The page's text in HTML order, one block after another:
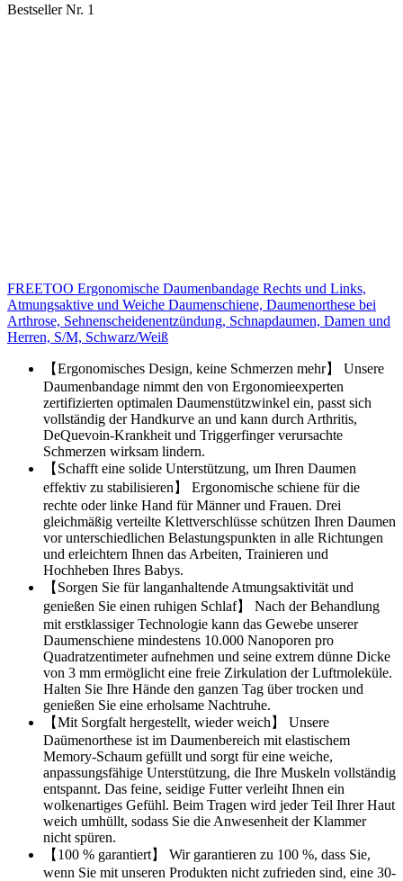
Bestseller Nr. 1
FREETOO Ergonomische Daumenbandage Rechts und Links,
Atmungsaktive und Weiche Daumenschiene, Daumenorthese bei
Arthrose, Sehnenscheidenentzündung, Schnapdaumen, Damen und
Herren, S/M, Schwarz/Weiß
【Ergonomisches Design, keine Schmerzen mehr】 Unsere
Daumenbandage nimmt den von Ergonomieexperten
zertifizierten optimalen Daumenstützwinkel ein, passt sich
vollständig der Handkurve an und kann durch Arthritis,
DeQuevoin-Krankheit und Triggerfinger verursachte
Schmerzen wirksam lindern.
【Schafft eine solide Unterstützung, um Ihren Daumen
effektiv zu stabilisieren】 Ergonomische schiene für die
rechte oder linke Hand für Männer und Frauen. Drei
gleichmäßig verteilte Klettverschlüsse schützen Ihren Daumen
vor unterschiedlichen Belastungspunkten in alle Richtungen
und erleichtern Ihnen das Arbeiten, Trainieren und
Hochheben Ihres Babys.
【Sorgen Sie für langanhaltende Atmungsaktivität und
genießen Sie einen ruhigen Schlaf】 Nach der Behandlung
mit erstklassiger Technologie kann das Gewebe unserer
Daumenschiene mindestens 10.000 Nanoporen pro
Quadratzentimeter aufnehmen und seine extrem dünne Dicke
von 3 mm ermöglicht eine freie Zirkulation der Luftmoleküle.
Halten Sie Ihre Hände den ganzen Tag über trocken und
genießen Sie eine erholsame Nachtruhe.
【Mit Sorgfalt hergestellt, wieder weich】 Unsere
Daümenorthese ist im Daumenbereich mit elastischem
Memory-Schaum gefüllt und sorgt für eine weiche,
anpassungsfähige Unterstützung, die Ihre Muskeln vollständig
entspannt. Das feine, seidige Futter verleiht Ihnen ein
wolkenartiges Gefühl. Beim Tragen wird jeder Teil Ihrer Haut
weich umhüllt, sodass Sie die Anwesenheit der Klammer
nicht spüren.
【100 % garantiert】 Wir garantieren zu 100 %, dass Sie,
wenn Sie mit unseren Produkten nicht zufrieden sind, eine 30-